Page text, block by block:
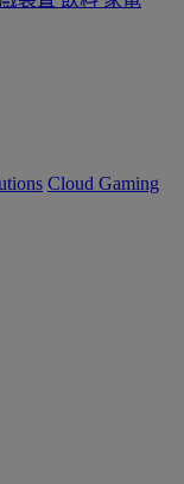
Cloud Gaming